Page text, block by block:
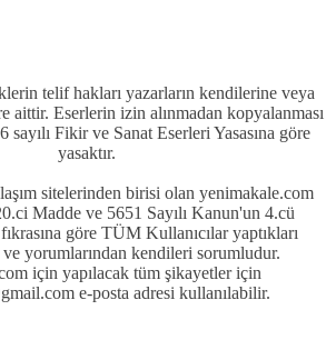
telif hakları yazarların kendilerine veya
aittir. Eserlerin izin alınmadan kopyalanması
sayılı Fikir ve Sanat Eserleri Yasasına göre
yasaktır.
sitelerinden birisi olan yenimakale.com
Madde ve 5651 Sayılı Kanun'un 4.cü
göre TÜM Kullanıcılar yaptıkları
ve yorumlarından kendileri sorumludur.
için yapılacak tüm şikayetler için
e-posta adresi kullanılabilir.